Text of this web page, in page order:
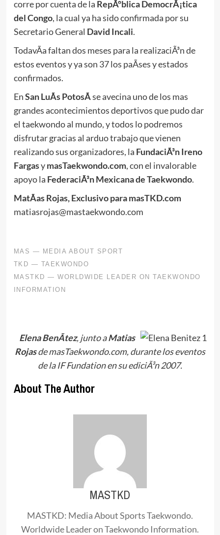
corre por cuenta de la RepÃºblica DemocrÃ¡tica
del Congo, la cual ya ha sido confirmada por su
Secretario General David Incali.
TodavÃ­a faltan dos meses para la realizaciÃ³n de
estos eventos y ya son 37 los paÃ­ses y estados
confirmados.
EnSan LuÃ­s PotosÃ­se avecina uno de los mas
grandes acontecimientos deportivos que pudo dar
el taekwondo al mundo, y todos lo podremos
disfrutar gracias al arduo trabajo que vienen
realizando sus organizadores, la FundaciÃ³n Ireno
FargasymasTaekwondo.com, con el invalorable
apoyo la FederaciÃ³n Mexicana de Taekwondo.
MatÃ­as Rojas, Exclusivo para masTKD.com
matiasrojas@mastaekwondo.com
Elena BenÃ­tez, junto aMatias
Rojasde masTaekwondo.com, durante los eventos
de la IF Fundation en su ediciÃ³n 2007.
About The Author
MASTKD
MASTKD: Media About Sports Taekwondo.
Worldwide Leader on Taekwondo Information.